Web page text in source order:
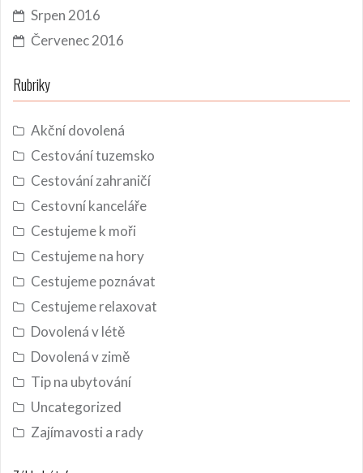
Srpen 2016
Červenec 2016
Rubriky
Akční dovolená
Cestování tuzemsko
Cestování zahraničí
Cestovní kanceláře
Cestujeme k moři
Cestujeme na hory
Cestujeme poznávat
Cestujeme relaxovat
Dovolená v létě
Dovolená v zimě
Tip na ubytování
Uncategorized
Zajímavosti a rady